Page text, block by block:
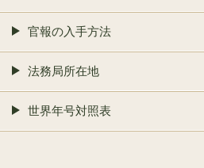
官報の入手方法
法務局所在地
世界年号対照表